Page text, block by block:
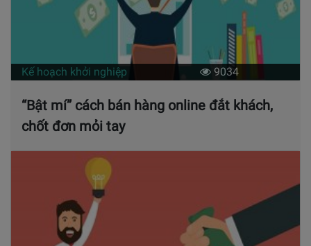
Kế hoạch khởi nghiệp 9034
“Bật mí” cách bán hàng online đắt khách,
chốt đơn mỏi tay